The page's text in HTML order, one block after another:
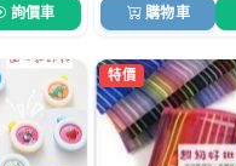
詢價車 購物車
特價